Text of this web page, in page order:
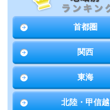
首都圏
関西
東海
北陸・甲信越